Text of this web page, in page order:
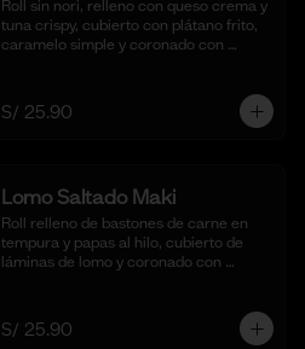
Roll sin nori, relleno con queso crema y
tuna crispy, cubierto con plátano frito,
caramelo simple y coronado con
S/ 25.90
Lomo Saltado Maki
Roll relleno de bastones de carne en
tempura y papas al hilo, cubierto de
láminas de lomo y coronado con
Acompañado de nuestra salsa shoyu.
(10 cortes)
S/ 25.90